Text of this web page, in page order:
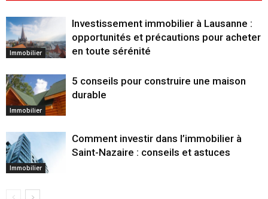
Immobilier
Investissement immobilier à Lausanne :
opportunités et précautions pour acheter
en toute sérénité
Immobilier
5 conseils pour construire une maison
durable
Immobilier
Comment investir dans l’immobilier à
Saint-Nazaire : conseils et astuces